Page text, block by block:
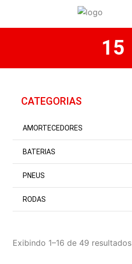
15
CATEGORIAS
AMORTECEDORES
BATERIAS
PNEUS
RODAS
Exibindo 1–16 de 49 resultados